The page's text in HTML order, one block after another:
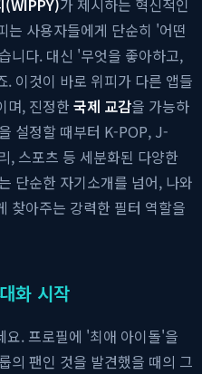
는 사용자들에게 단순히 '어떤
니다. 대신 '무엇을 좋아하고,
이것이 바로 위피가 다른 앱들
며, 진정한 국제 교감을 가능하
설정할 때부터 K-POP, J-
, 스포츠 등 세분화된 다양한
단순한 자기소개를 넘어, 나와
찾아주는 강력한 필터 역할을
화 시작
. 프로필에 '최애 아이돌'을
의 팬인 것을 발견했을 때의 그